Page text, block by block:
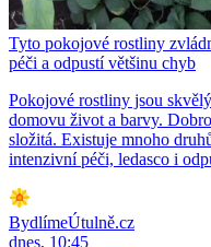
Tyto pokojové rostliny
péči a odpustí většinu chyb
Pokojové rostliny jsou
domovu život a barvy.
složitá. Existuje mnoho
intenzivní péči, ledasco i
BydlímeÚtulně.cz
dnes, 10:45